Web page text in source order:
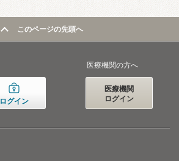
このページの先頭へ
ログイン
医療機関の方へ
医療機関
ログイン